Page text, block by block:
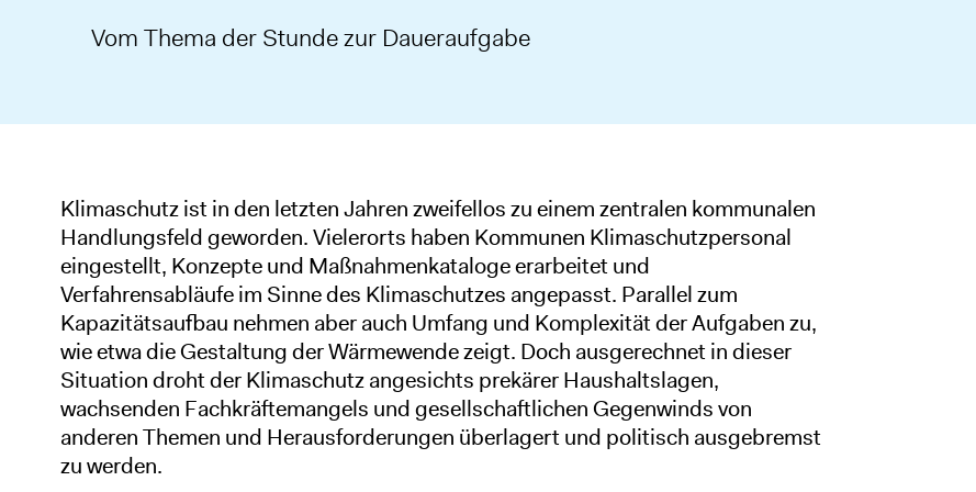
Vom Thema der Stunde zur Daueraufgabe
Klimaschutz ist in den letzten Jahren zweifellos zu einem zentralen kommunalen
Handlungsfeld geworden. Vielerorts haben Kommunen Klimaschutzpersonal
eingestellt, Konzepte und Maßnahmenkataloge erarbeitet und
Verfahrensabläufe im Sinne des Klimaschutzes angepasst. Parallel zum
Kapazitätsaufbau nehmen aber auch Umfang und Komplexität der Aufgaben zu,
wie etwa die Gestaltung der Wärmewende zeigt. Doch ausgerechnet in dieser
Situation droht der Klimaschutz angesichts prekärer Haushaltslagen,
wachsenden Fachkräftemangels und gesellschaftlichen Gegenwinds von
anderen Themen und Herausforderungen überlagert und politisch ausgebremst
zu werden.